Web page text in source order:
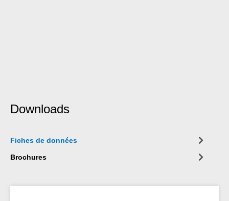
Downloads
Fiches de données
Brochures